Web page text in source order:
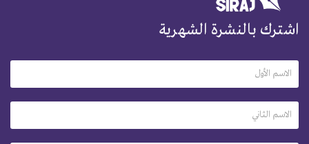
اشترك بالنشرة الشهرية